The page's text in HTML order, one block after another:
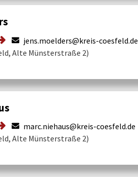
jens.moelders@kreis-coesfeld.de
Alte Münsterstraße 2)
marc.niehaus@kreis-coesfeld.de
Alte Münsterstraße 2)